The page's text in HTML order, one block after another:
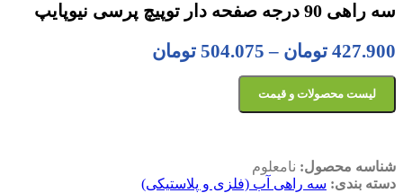
سه راهی 90 درجه صفحه دار توپیچ پرسی نیوپایپ
427.900 تومان –
504.075 تومان
لیست محصولات و قیمت
شناسه محصول: نامعلوم
دسته بندی: سه راهی آب (فلزی و پلاستیکی)